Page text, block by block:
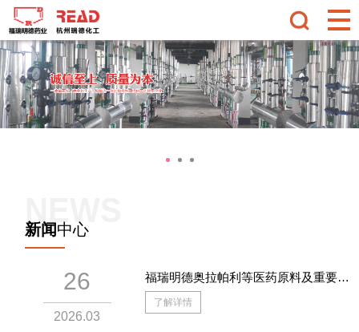
NEWS
新闻中心
26
2026.03
福瑞明德奥拉帕利等医药原料及重要中
间体项目开工仪式隆重举行
了解详情